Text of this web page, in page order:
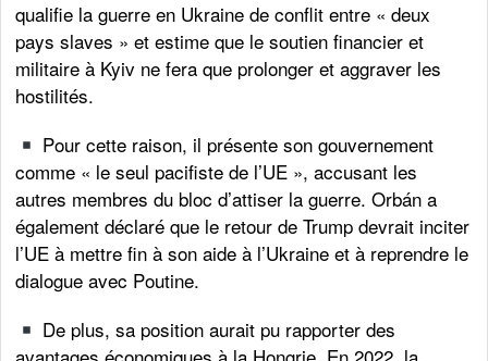
qualifie la guerre en Ukraine de conflit entre « deux
pays slaves » et estime que le soutien financier et
militaire à Kyiv ne fera que prolonger et aggraver les
hostilités.
Pour cette raison, il présente son gouvernement
comme « le seul pacifiste de l’UE », accusant les
autres membres du bloc d’attiser la guerre. Orbán a
également déclaré que le retour de Trump devrait inciter
l’UE à mettre fin à son aide à l’Ukraine et à reprendre le
dialogue avec Poutine.
De plus, sa position aurait pu rapporter des